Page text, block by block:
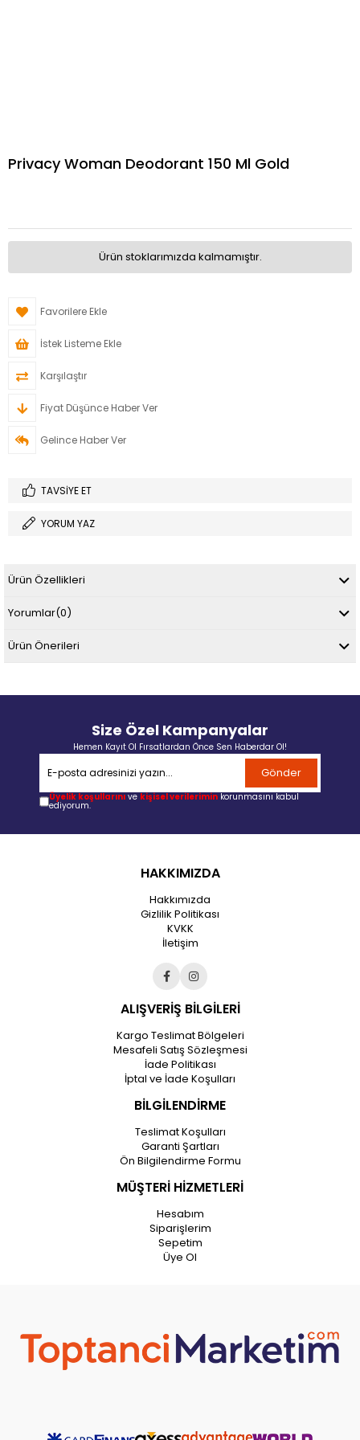
Privacy Woman Deodorant 150 Ml Gold
Ürün stoklarımızda kalmamıştır.
Favorilere Ekle
İstek Listeme Ekle
Karşılaştır
Fiyat Düşünce Haber Ver
Gelince Haber Ver
TAVSIYE ET
YORUM YAZ
Ürün Özellikleri
Yorumlar(0)
Ürün Önerileri
Size Özel Kampanyalar
Hemen Kayıt Ol Fırsatlardan Önce Sen Haberdar Ol!
Gönder
Üyelik koşullarını ve kişisel verilerimin korunmasını kabul
ediyorum.
HAKKIMIZDA
Hakkımızda
Gizlilik Politikası
KVKK
İletişim
ALIŞVERİŞ BİLGİLERİ
Kargo Teslimat Bölgeleri
Mesafeli Satış Sözleşmesi
İade Politikası
İptal ve İade Koşulları
BİLGİLENDİRME
Teslimat Koşulları
Garanti Şartları
Ön Bilgilendirme Formu
MÜŞTERİ HİZMETLERİ
Hesabım
Siparişlerim
Sepetim
Üye Ol